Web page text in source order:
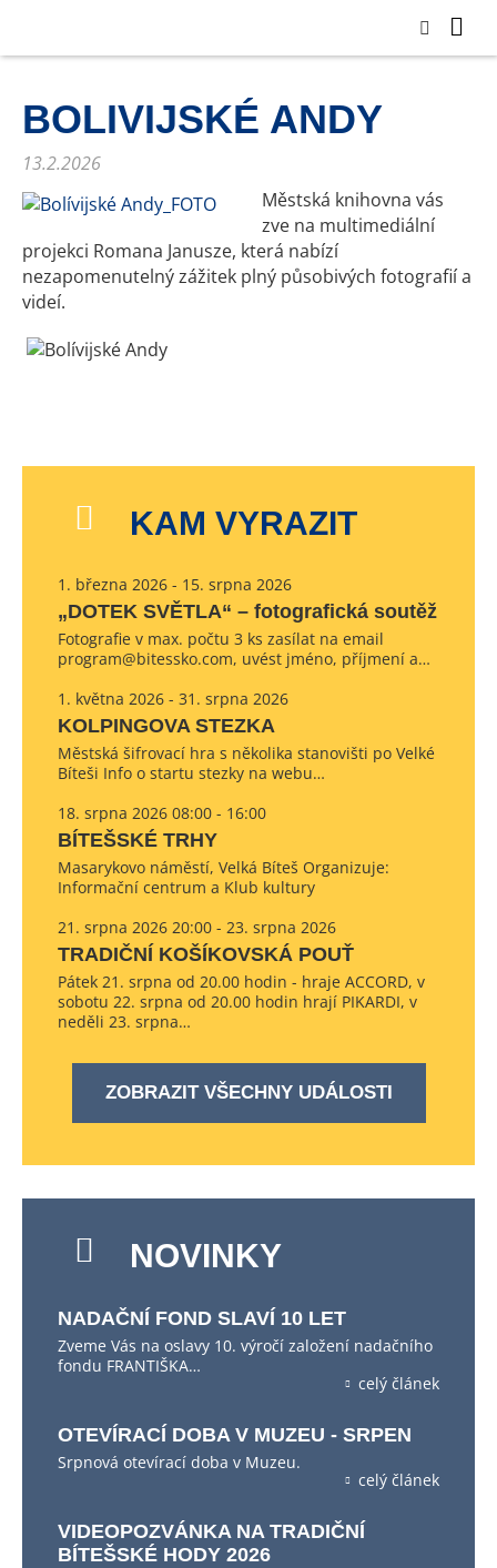
BOLIVIJSKÉ ANDY
13.2.2026
Městská knihovna vás
zve na multimediální
projekci Romana Janusze, která nabízí
nezapomenutelný zážitek plný působivých fotografií a
videí.
KAM VYRAZIT
1. března 2026 - 15. srpna 2026
„DOTEK SVĚTLA“ – fotografická soutěž
Fotografie v max. počtu 3 ks zasílat na email
program@bitessko.com, uvést jméno, příjmení a…
1. května 2026 - 31. srpna 2026
KOLPINGOVA STEZKA
Městská šifrovací hra s několika stanovišti po Velké
Bíteši Info o startu stezky na webu…
18. srpna 2026 08:00 - 16:00
BÍTEŠSKÉ TRHY
Masarykovo náměstí, Velká Bíteš Organizuje:
Informační centrum a Klub kultury
21. srpna 2026 20:00 - 23. srpna 2026
TRADIČNÍ KOŠÍKOVSKÁ POUŤ
Pátek 21. srpna od 20.00 hodin - hraje ACCORD, v
sobotu 22. srpna od 20.00 hodin hrají PIKARDI, v
neděli 23. srpna…
ZOBRAZIT VŠECHNY UDÁLOSTI
NOVINKY
NADAČNÍ FOND SLAVÍ 10 LET
Zveme Vás na oslavy 10. výročí založení nadačního
fondu FRANTIŠKA…
celý článek
OTEVÍRACÍ DOBA V MUZEU - SRPEN
Srpnová otevírací doba v Muzeu.
celý článek
VIDEOPOZVÁNKA NA TRADIČNÍ
BÍTEŠSKÉ HODY 2026